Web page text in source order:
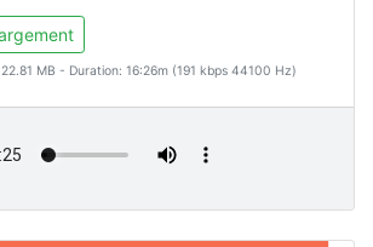
MB - Duration: 16:26m (191 kbps 44100 Hz)